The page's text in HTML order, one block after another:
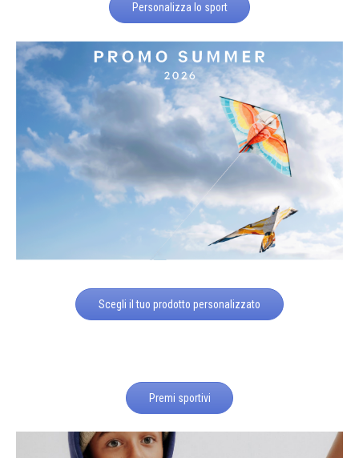
Personalizza lo sport
Scegli il tuo prodotto personalizzato
Premi sportivi